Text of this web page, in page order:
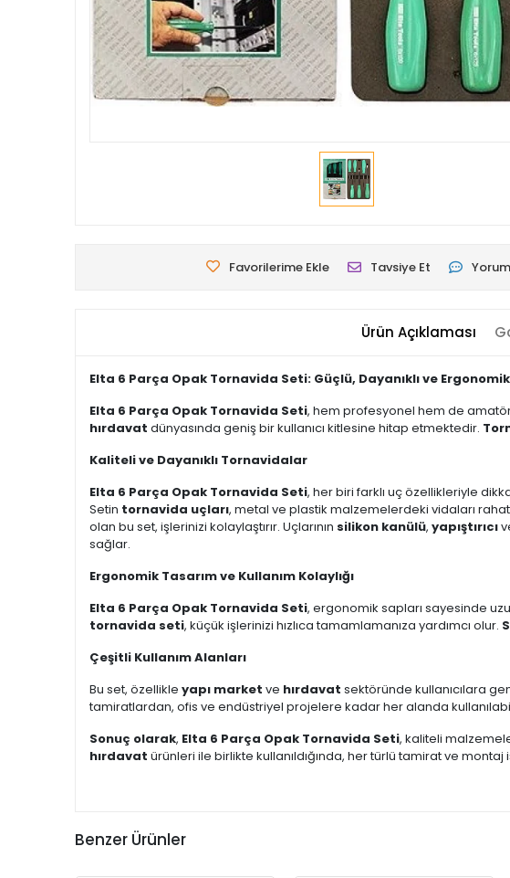
Favorilerime Ekle Tavsiye Et
Ürün Açıklaması
Elta 6 Parça Opak Tornavida Seti: Güçlü, Dayanıklı ve Ergonomik
Elta 6 Parça Opak Tornavida Seti, hem profesyonel hem de amatör
hırdavat dünyasında geniş bir kullanıcı kitlesine hitap etmektedir.
Kaliteli ve Dayanıklı Tornavidalar
Elta 6 Parça Opak Tornavida Seti, her biri farklı uç özellikleriyle
Setin tornavida uçları, metal ve plastik malzemelerdeki vidaları
olan bu set, işlerinizi kolaylaştırır. Uçlarının silikon kanülü, yapıştırıcı
sağlar.
Ergonomik Tasarım ve Kullanım Kolaylığı
Elta 6 Parça Opak Tornavida Seti, ergonomik sapları sayesinde
tornavida seti, küçük işlerinizi hızlıca tamamlamanıza yardımcı olur.
Çeşitli Kullanım Alanları
Bu set, özellikle yapı market ve hırdavat sektöründe kullanıcılara
tamiratlardan, ofis ve endüstriyel projelere kadar her alanda
Sonuç olarak, Elta 6 Parça Opak Tornavida Seti, kaliteli
hırdavat ürünleri ile birlikte kullanıldığında, her türlü tamirat ve
Benzer Ürünler